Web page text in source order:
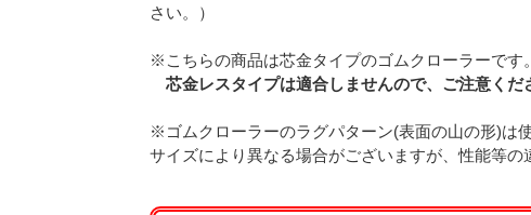
さい。）
※こちらの商品は芯金タイプのゴムクローラーです。
芯金レスタイプは適合しませんので、ご注意くだ
※ゴムクローラーのラグパターン(表面の山の形)は
サイズにより異なる場合がございますが、性能等の